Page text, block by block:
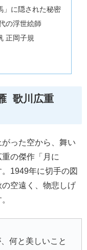
」に隠された秘密
の浮世絵師
正岡子規
歌川広重
がった空から、舞い
の傑作「月に
1949年に切手の図
空遠く、物悲しげ
何と美しいこと